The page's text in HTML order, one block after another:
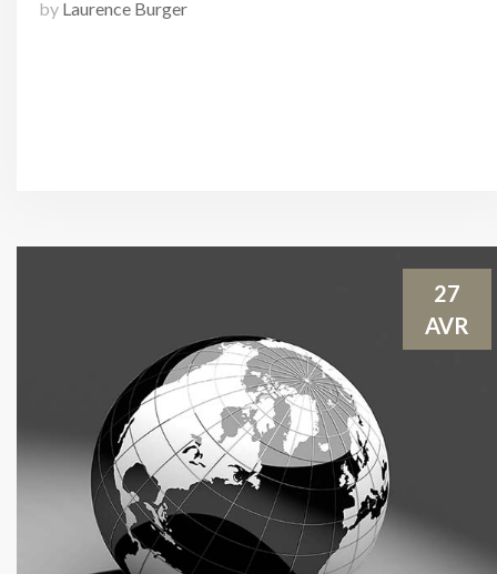
by Laurence Burger
27
AVR